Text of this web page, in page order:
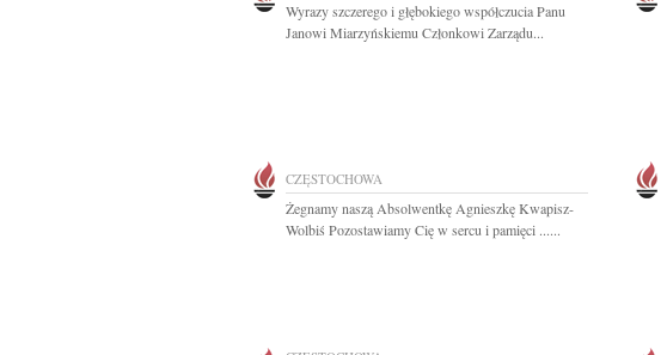
Wyrazy szczerego i głębokiego współczucia Panu
Janowi Miarzyńskiemu Członkowi Zarządu...
CZĘSTOCHOWA
Żegnamy naszą Absolwentkę Agnieszkę Kwapisz-
Wolbiś Pozostawiamy Cię w sercu i pamięci ......